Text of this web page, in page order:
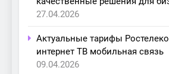
27.04.2026
Актуальные тарифы
интернет ТВ мобильная связь
09.04.2026